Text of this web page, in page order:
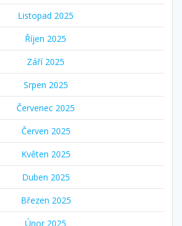
Listopad 2025
Říjen 2025
Září 2025
Srpen 2025
Červenec 2025
Červen 2025
Květen 2025
Duben 2025
Březen 2025
Únor 2025